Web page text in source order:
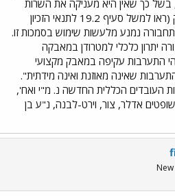
בשל כך שאין היא מעניקה את השרות
אותו התחייבה להעניק (ראו למשל סעיף 19.2 לתנאי הזכיון
נמנע מלעשות שימוש בסמכות זו.
יתרון כלכלי למטרודן במאבקה
התערבות עקיפה במאבק מקצועי
שאינה מאוזנת ואינה מידתית".
הסתדרות העובדים הכללית החדשה נ. מ"י ואח',
מיום 3.3.05. השופטים אדלר, צור, וירט-לבנה, נ"ע בן